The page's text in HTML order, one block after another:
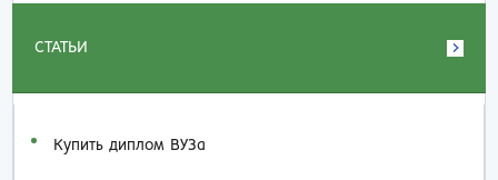
СТАТЬИ
Купить диплом ВУЗа